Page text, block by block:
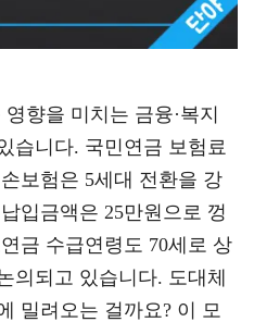
향을 미치는 금융·복지
습니다. 국민연금 보험료
보험은 5세대 전환을 강
입금액은 25만원으로 껑
금 수급연령도 70세로 상
의되고 있습니다. 도대체
밀려오는 걸까요? 이 모